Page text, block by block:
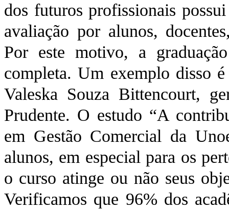
dos futuros profissionais
avaliação por alunos,
Por este motivo, a
completa. Um exemplo disso
Valeska Souza Bittencourt,
Prudente. O estudo “A
em Gestão Comercial da
alunos, em especial para os
o curso atinge ou não seus
Verificamos que 96% dos